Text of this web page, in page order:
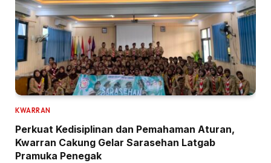
KWARRAN
Perkuat Kedisiplinan dan Pemahaman Aturan,
Kwarran Cakung Gelar Sarasehan Latgab
Pramuka Penegak